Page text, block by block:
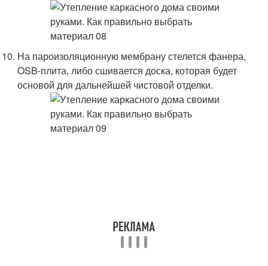
На пароизоляционную мембрану стелется фанера,
OSB-плита, либо сшивается доска, которая будет
основой для дальнейшей чистовой отделки.